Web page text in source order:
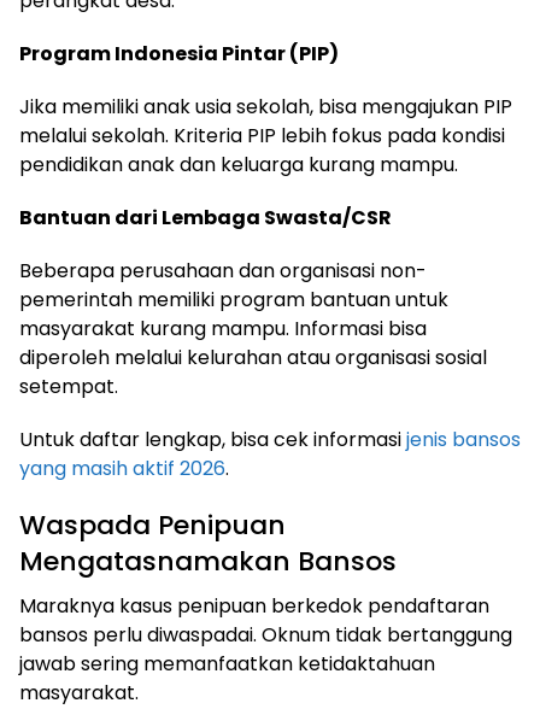
Program Indonesia Pintar (PIP)
Jika memiliki anak usia sekolah, bisa mengajukan PIP
melalui sekolah. Kriteria PIP lebih fokus pada kondisi
pendidikan anak dan keluarga kurang mampu.
Bantuan dari Lembaga Swasta/CSR
Beberapa perusahaan dan organisasi non-
pemerintah memiliki program bantuan untuk
masyarakat kurang mampu. Informasi bisa
diperoleh melalui kelurahan atau organisasi sosial
setempat.
Untuk daftar lengkap, bisa cek informasijenis bansos
yang masih aktif 2026.
Waspada Penipuan
Mengatasnamakan Bansos
Maraknya kasus penipuan berkedok pendaftaran
bansos perlu diwaspadai. Oknum tidak bertanggung
jawab sering memanfaatkan ketidaktahuan
masyarakat.